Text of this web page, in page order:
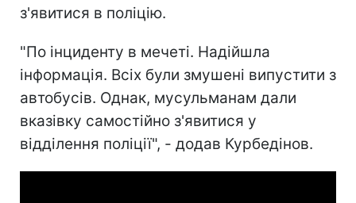
з'явитися в поліцію.
"По інциденту в мечеті. Надійшла
інформація. Всіх були змушені випустити з
автобусів. Однак, мусульманам дали
вказівку самостійно з'явитися у
відділення поліції", - додав Курбедінов.